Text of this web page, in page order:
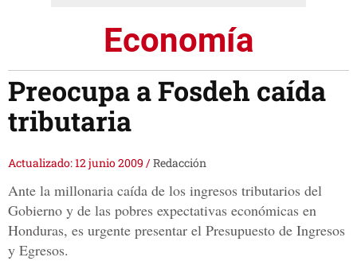
Economía
Preocupa a Fosdeh caída
tributaria
Actualizado: 12 junio 2009 /Redacción
Ante la millonaria caída de los ingresos tributarios del
Gobierno y de las pobres expectativas económicas en
Honduras, es urgente presentar el Presupuesto de Ingresos
y Egresos.